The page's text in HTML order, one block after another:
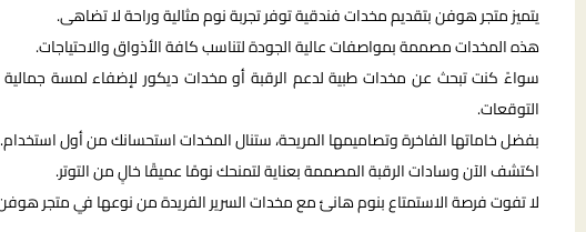
يتميز متجر هوفن بتقديم مخدات فندقية توفر تجربة نوم مثالية وراحة لا تضاهى.
هذه المخدات مصممة بمواصفات عالية الجودة لتناسب كافة الأذواق والاحتياجات.
سواءً كنت تبحث عن مخدات طبية لدعم الرقبة أو مخدات ديكور لإضفاء لمسة
التوقعات.
بفضل خاماتها الفاخرة وتصاميمها المريحة، ستنال المخدات استحسانك من أول استخدام.
اكتشف الآن وسادات الرقبة المصممة بعناية لتمنحك نومًا عميقًا خالٍ من التوتر.
لا تفوت فرصة الاستمتاع بنوم هانئ مع مخدات السرير الفريدة من نوعها في متجر